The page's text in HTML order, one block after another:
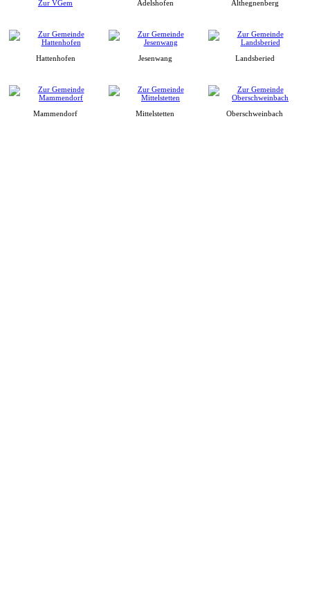
Zur VGem Adelshofen Althegnenberg
Hattenhofen Jesenwang Landsberied
Mammendorf Mittelstetten Oberschweinbach